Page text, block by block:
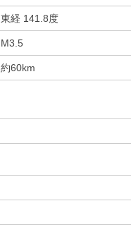
東経 141.8度
M3.5
約60km